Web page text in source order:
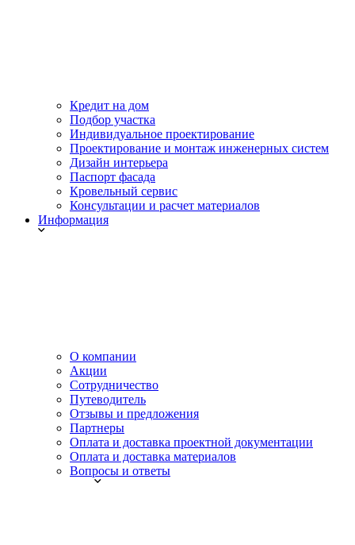
Кредит на дом
Подбор участка
Индивидуальное проектирование
Проектирование и монтаж инженерных систем
Дизайн интерьера
Паспорт фасада
Кровельный сервис
Консультации и расчет материалов
Информация
О компании
Акции
Сотрудничество
Путеводитель
Отзывы и предложения
Партнеры
Оплата и доставка проектной документации
Оплата и доставка материалов
Вопросы и ответы